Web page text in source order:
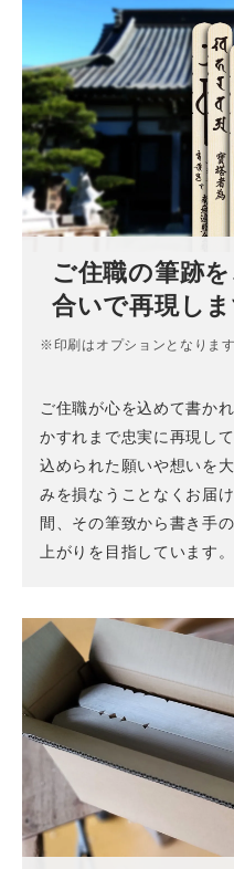
ご住職の筆跡
合いで再現し
※印刷はオプションとなり
ご住職が心を込めて書か
かすれまで忠実に再現し
込められた願いや想いを
みを損なうことなくお届
間、その筆致から書き手
上がりを目指しています。